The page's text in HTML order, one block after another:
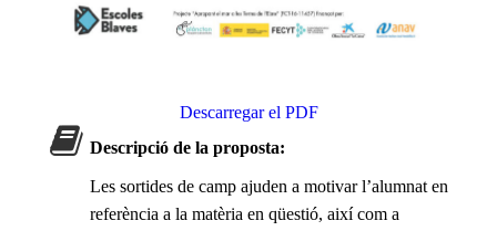
Descarregar el PDF
Descripció de la proposta:
Les sortides de camp ajuden a motivar l’alumnat en
referència a la matèria en qüestió, així com a